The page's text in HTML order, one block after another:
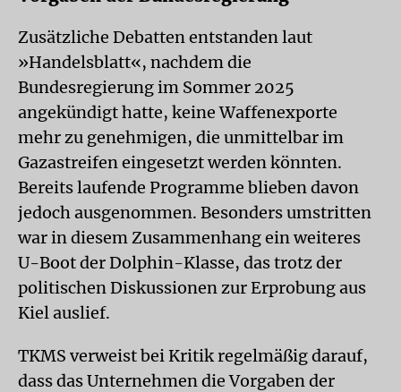
Zusätzliche Debatten entstanden laut
»Handelsblatt«, nachdem die
Bundesregierung im Sommer 2025
angekündigt hatte, keine Waffenexporte
mehr zu genehmigen, die unmittelbar im
Gazastreifen eingesetzt werden könnten.
Bereits laufende Programme blieben davon
jedoch ausgenommen. Besonders umstritten
war in diesem Zusammenhang ein weiteres
U-Boot der Dolphin-Klasse, das trotz der
politischen Diskussionen zur Erprobung aus
Kiel auslief.
TKMS verweist bei Kritik regelmäßig darauf,
dass das Unternehmen die Vorgaben der